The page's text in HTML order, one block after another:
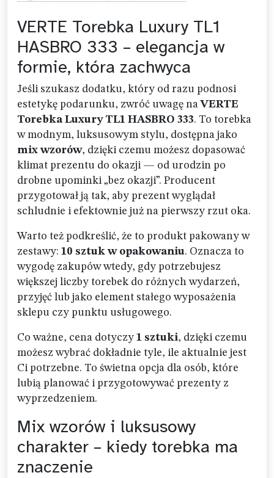
VERTE Torebka Luxury TL1
HASBRO 333 – elegancja w
formie, która zachwyca
Jeśli szukasz dodatku, który od razu podnosi
estetykę podarunku, zwróć uwagę naVERTE
Torebka Luxury TL1 HASBRO 333. To torebka
w modnym, luksusowym stylu, dostępna jako
mix wzorów, dzięki czemu możesz dopasować
klimat prezentu do okazji — od urodzin po
drobne upominki „bez okazji”. Producent
przygotował ją tak, aby prezent wyglądał
schludnie i efektownie już na pierwszy rzut oka.
Warto też podkreślić, że to produkt pakowany w
zestawy: 10 sztuk w opakowaniu. Oznacza to
wygodę zakupów wtedy, gdy potrzebujesz
większej liczby torebek do różnych wydarzeń,
przyjęć lub jako element stałego wyposażenia
sklepu czy punktu usługowego.
Co ważne, cena dotyczy 1 sztuki, dzięki czemu
możesz wybrać dokładnie tyle, ile aktualnie jest
Ci potrzebne. To świetna opcja dla osób, które
lubią planować i przygotowywać prezenty z
wyprzedzeniem.
Mix wzorów i luksusowy
charakter – kiedy torebka ma
znaczenie